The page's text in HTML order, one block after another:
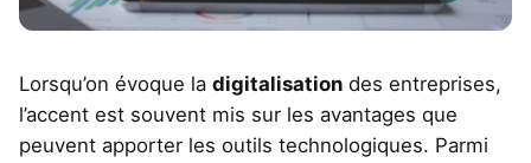
Lorsqu’on évoque la digitalisation des entreprises,
l’accent est souvent mis sur les avantages que
peuvent apporter les outils technologiques. Parmi